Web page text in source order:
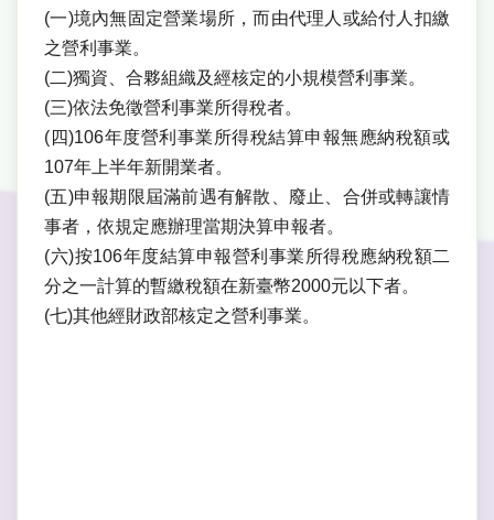
(一)境內無固定營業場所，而由代理人或給付人扣繳
之營利事業。
(二)獨資、合夥組織及經核定的小規模營利事業。
(三)依法免徵營利事業所得稅者。
(四)106年度營利事業所得稅結算申報無應納稅額或
107年上半年新開業者。
(五)申報期限屆滿前遇有解散、廢止、合併或轉讓情
事者，依規定應辦理當期決算申報者。
(六)按106年度結算申報營利事業所得稅應納稅額二
分之一計算的暫繳稅額在新臺幣2000元以下者。
(七)其他經財政部核定之營利事業。